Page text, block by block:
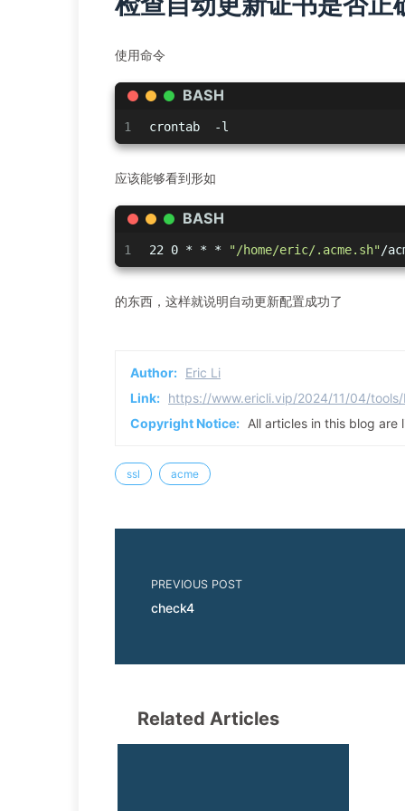
使用命令
BASH
1 crontab  -l
应该能够看到形如
BASH
1 22 0 * * * "/home/eric/.acme.sh"/
的东西，这样就说明自动更新配置成功了
Author: Eric Li
Link: https://www.ericli.vip/2024/11/04/
Copyright Notice: All articles in this blog
ssl acme
PREVIOUS POST
check4
Related Articles